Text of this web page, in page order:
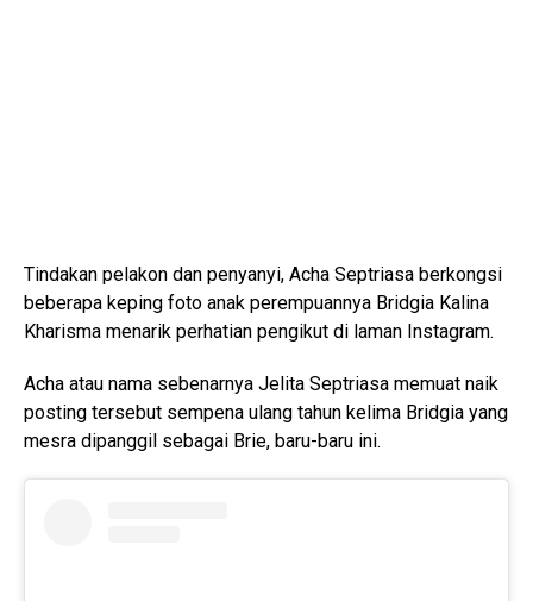
Tindakan pelakon dan penyanyi, Acha Septriasa berkongsi
beberapa keping foto anak perempuannya Bridgia Kalina
Kharisma menarik perhatian pengikut di laman Instagram.
Acha atau nama sebenarnya Jelita Septriasa memuat naik
posting tersebut sempena ulang tahun kelima Bridgia yang
mesra dipanggil sebagai Brie, baru-baru ini.